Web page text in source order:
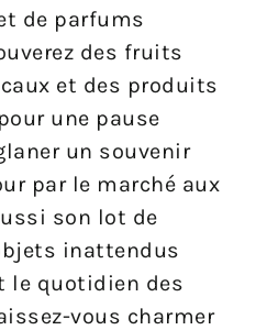
de parfums
des fruits
et des produits
une pause
un souvenir
par le marché aux
son lot de
inattendus
le quotidien des
vous charmer